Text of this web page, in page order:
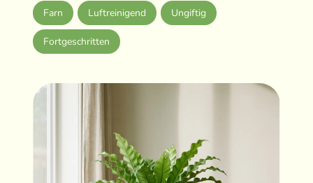
Farn Luftreinigend Ungiftig
Fortgeschritten